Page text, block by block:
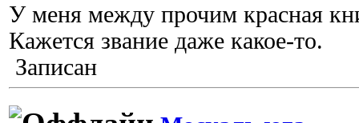
У меня между прочим красная
Кажется звание даже какое-то.
Записан